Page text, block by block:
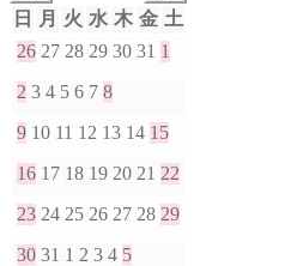
日
月 火 水 木 金 土
26 27 28 29 30 31 1
2 3 4 5 6 7 8
9 10 11 12 13 14 15
16 17 18 19 20 21 22
23 24 25 26 27 28 29
30 31 1 2 3 4 5